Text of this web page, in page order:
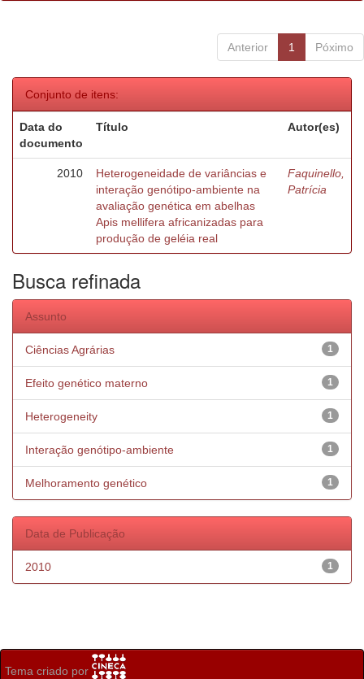
Anterior 1 Póximo
Conjunto de itens:
Data do
documento
Título Autor(es)
2010
Heterogeneidade de variâncias e
interação genótipo-ambiente na
avaliação genética em abelhas
Apis mellifera africanizadas para
produção de geléia real
Faquinello,
Patrícia
Busca refinada
Assunto
1
Ciências Agrárias
1
Efeito genético materno
1
Heterogeneity
1
Interação genótipo-ambiente
1
Melhoramento genético
Data de Publicação
1
2010
Tema criado por